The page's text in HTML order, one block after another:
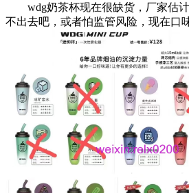
wdg奶茶杯现在很缺货，厂家估
不出去吧，或者怕监管风险，现在口